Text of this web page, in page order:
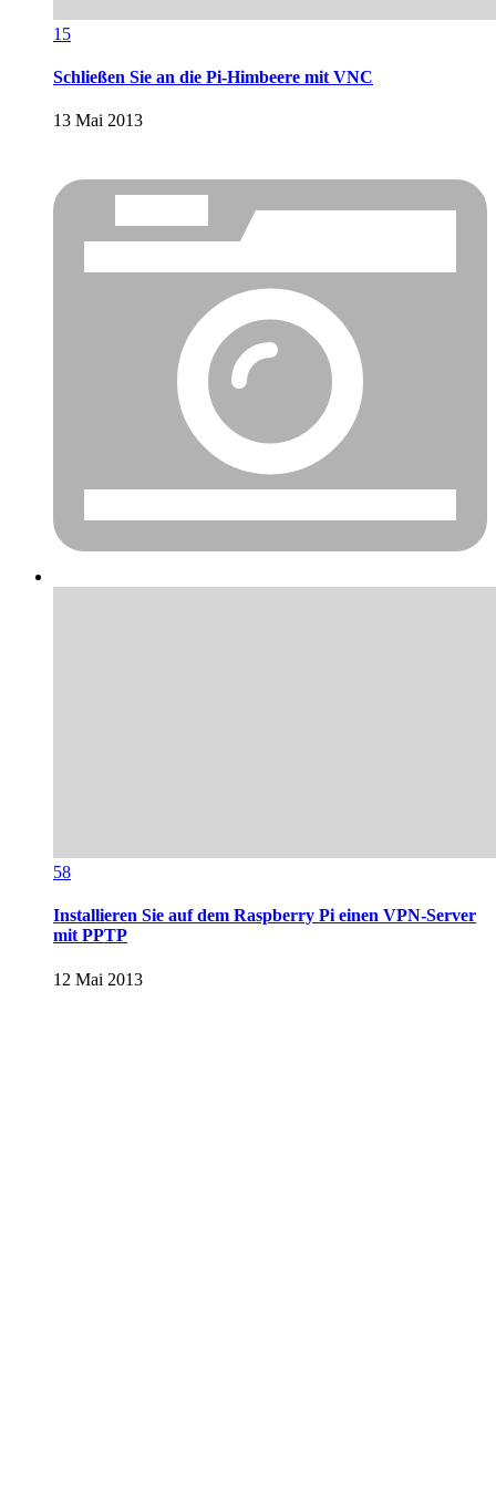
15
Schließen Sie an die Pi-Himbeere mit VNC
13 Mai 2013
58
Installieren Sie auf dem Raspberry Pi einen VPN-Server
mit PPTP
12 Mai 2013